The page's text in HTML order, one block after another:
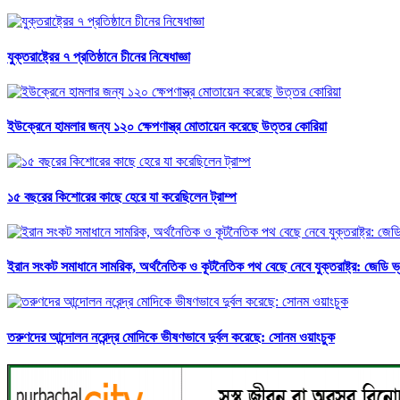
যুক্তরাষ্ট্রের ৭ প্রতিষ্ঠানে চীনের নিষেধাজ্ঞা
ইউক্রেনে হামলার জন্য ১২০ ক্ষেপণাস্ত্র মোতায়েন করেছে উত্তর কোরিয়া
১৫ বছরের কিশোরের কাছে হেরে যা করেছিলেন ট্রাম্প
ইরান সংকট সমাধানে সামরিক, অর্থনৈতিক ও কূটনৈতিক পথ বেছে নেবে যুক্তরাষ্ট্র: জেডি
তরুণদের আন্দোলন নরেন্দ্র মোদিকে ভীষণভাবে দুর্বল করেছে: সোনম ওয়াংচুক